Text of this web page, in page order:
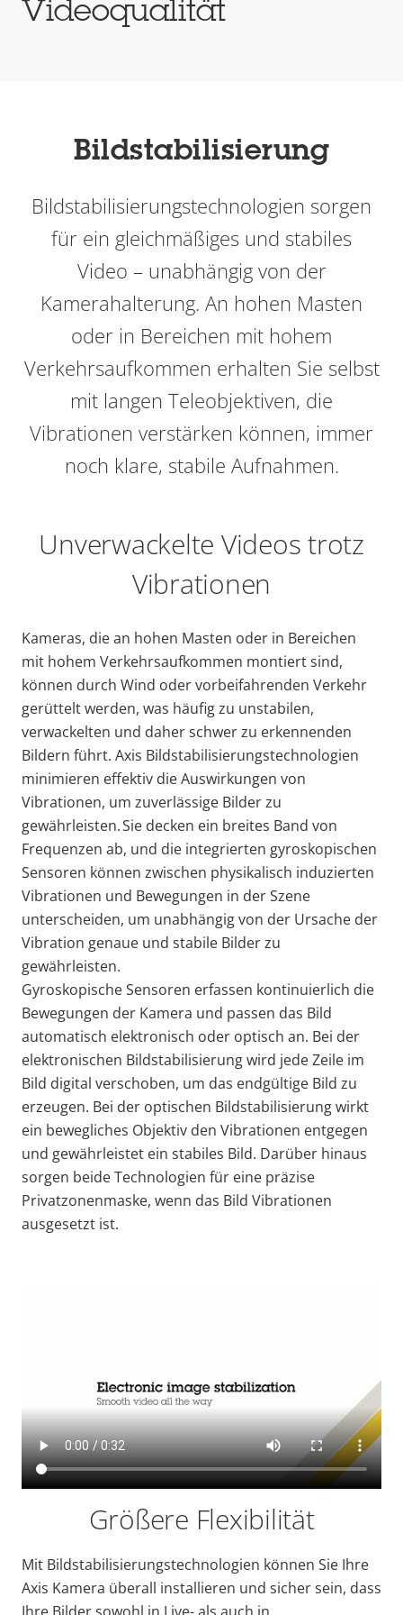
Videoqualität
Bildstabilisierung
Bildstabilisierungstechnologien sorgen
für ein gleichmäßiges und stabiles
Video – unabhängig von der
Kamerahalterung. An hohen Masten
oder in Bereichen mit hohem
Verkehrsaufkommen erhalten Sie selbst
mit langen Teleobjektiven, die
Vibrationen verstärken können, immer
noch klare, stabile Aufnahmen.
Unverwackelte Videos trotz
Vibrationen
Kameras, die an hohen Masten oder in Bereichen
mit hohem Verkehrsaufkommen montiert sind,
können durch Wind oder vorbeifahrenden Verkehr
gerüttelt werden, was häufig zu unstabilen,
verwackelten und daher schwer zu erkennenden
Bildern führt. Axis Bildstabilisierungstechnologien
minimieren effektiv die Auswirkungen von
Vibrationen, um zuverlässige Bilder zu
gewährleisten.Sie decken ein breites Band von
Frequenzen ab, und die integrierten gyroskopischen
Sensoren können zwischen physikalisch induzierten
Vibrationen und Bewegungen in der Szene
unterscheiden, um unabhängig von der Ursache der
Vibration genaue und stabile Bilder zu
gewährleisten.
Gyroskopische Sensoren erfassen kontinuierlich die
Bewegungen der Kamera und passen das Bild
automatisch elektronisch oder optisch an. Bei der
elektronischen Bildstabilisierung wird jede Zeile im
Bild digital verschoben, um das endgültige Bild zu
erzeugen. Bei der optischen Bildstabilisierung wirkt
ein bewegliches Objektiv den Vibrationen entgegen
und gewährleistet ein stabiles Bild. Darüber hinaus
sorgen beide Technologien für eine präzise
Privatzonenmaske, wenn das Bild Vibrationen
ausgesetzt ist.
Größere Flexibilität
Mit Bildstabilisierungstechnologien können Sie Ihre
Axis Kamera überall installieren und sicher sein, dass